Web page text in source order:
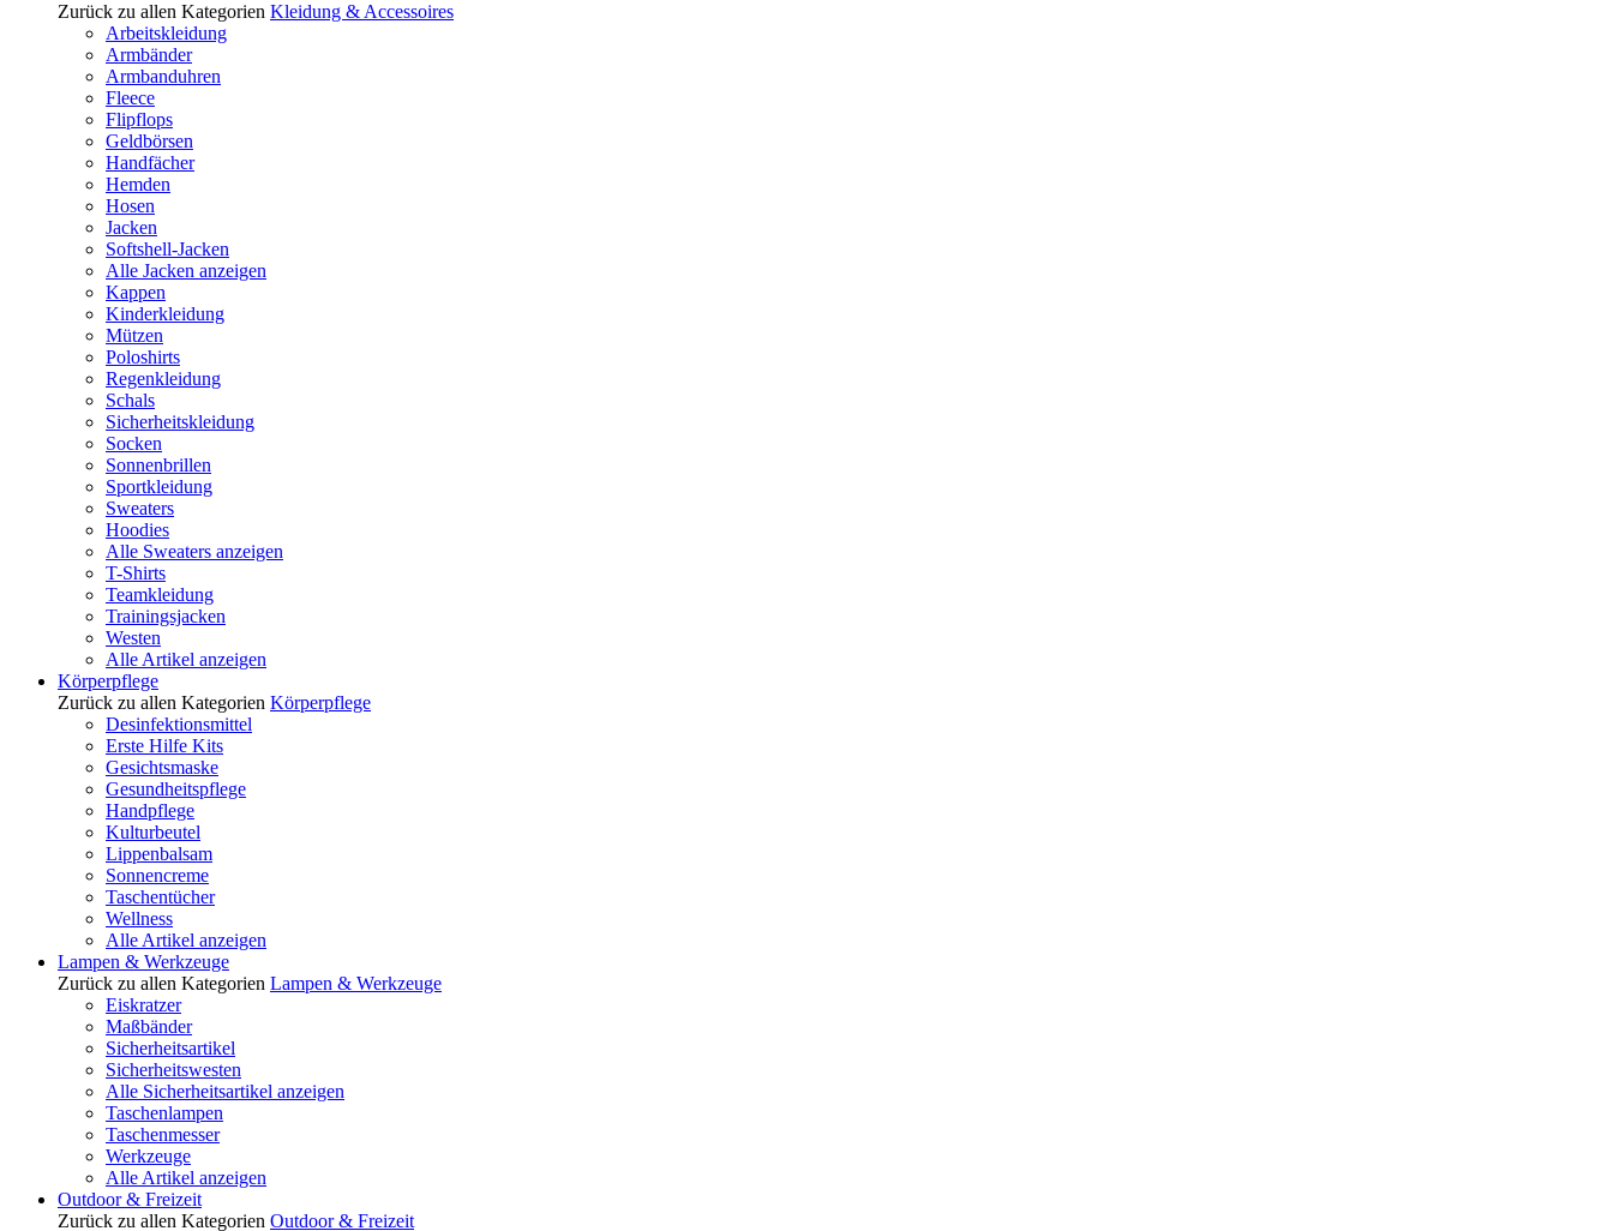
Zurück zu allen Kategorien Kleidung & Accessoires
Arbeitskleidung
Armbänder
Armbanduhren
Fleece
Flipflops
Geldbörsen
Handfächer
Hemden
Hosen
Jacken
Softshell-Jacken
Alle Jacken anzeigen
Kappen
Kinderkleidung
Mützen
Poloshirts
Regenkleidung
Schals
Sicherheitskleidung
Socken
Sonnenbrillen
Sportkleidung
Sweaters
Hoodies
Alle Sweaters anzeigen
T-Shirts
Teamkleidung
Trainingsjacken
Westen
Alle Artikel anzeigen
Körperpflege
Zurück zu allen Kategorien Körperpflege
Desinfektionsmittel
Erste Hilfe Kits
Gesichtsmaske
Gesundheitspflege
Handpflege
Kulturbeutel
Lippenbalsam
Sonnencreme
Taschentücher
Wellness
Alle Artikel anzeigen
Lampen & Werkzeuge
Zurück zu allen Kategorien Lampen & Werkzeuge
Eiskratzer
Maßbänder
Sicherheitsartikel
Sicherheitswesten
Alle Sicherheitsartikel anzeigen
Taschenlampen
Taschenmesser
Werkzeuge
Alle Artikel anzeigen
Outdoor & Freizeit
Zurück zu allen Kategorien Outdoor & Freizeit